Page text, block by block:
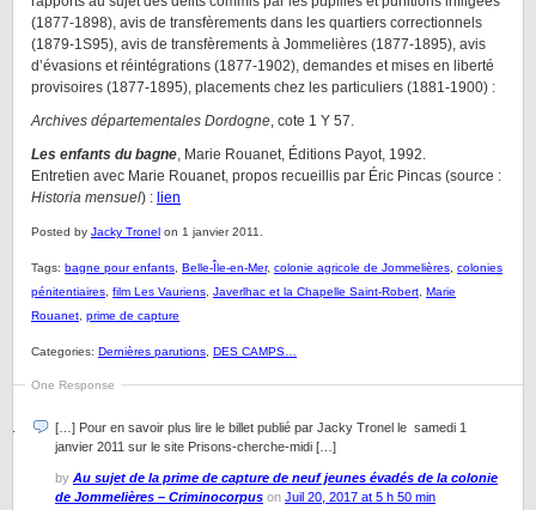
(1877-1898), avis de transfèrements dans les quartiers correctionnels
(1879-1S95), avis de transfèrements à Jommelières (1877-1895), avis
d’évasions et réintégrations (1877-1902), demandes et mises en liberté
provisoires (1877-1895), placements chez les particuliers (1881-1900) :
Archives départementales Dordogne, cote 1 Y 57.
Les enfants du bagne, Marie Rouanet, Éditions Payot, 1992.
Entretien avec Marie Rouanet, propos recueillis par Éric Pincas (source :
Historia mensuel) : lien
Posted by Jacky Tronel on 1 janvier 2011.
Tags: bagne pour enfants Belle-Île-en-Mer, colonie agricole de Jommelières colonies
pénitentiaires film Les Vauriens Javerlhac et la Chapelle Saint-Robert Marie
Rouanet prime de capture
Categories: Dernières parutions DES CAMPS…
One Response
[…] Pour en savoir plus lire le billet publié par Jacky Tronel le samedi 1
janvier 2011 sur le site Prisons-cherche-midi […]
by Au sujet de la prime de capture de neuf jeunes évadés de la colonie
de Jommelières – Criminocorpus on Juil 20, 2017 at 5 h 50 min